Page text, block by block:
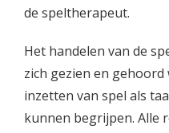
de speltherapeut.
Het handelen van de
zich gezien en
inzetten van spel als
kunnen begrijpen. Alle